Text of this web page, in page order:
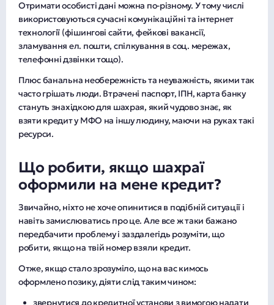
Отримати особисті дані можна по-різному. У тому числі
використовуються сучасні комунікаційні та інтернет
технології (фішингові сайти, фейкові вакансії,
зламування ел. пошти, спілкування в соц. мережах,
телефонні дзвінки тощо).
Плюс банальна необережність та неуважність, якими так
часто грішать люди. Втрачені паспорт, ІПН, карта банку
стануть знахідкою для шахрая, який чудово знає, як
взяти кредит у МФО на іншу людину, маючи на руках такі
ресурси.
Що робити, якщо шахраї
оформили на мене кредит?
Звичайно, ніхто не хоче опинитися в подібній ситуації і
навіть замислюватись про це. Але все ж таки бажано
передбачити проблему і заздалегідь розуміти, що
робити, якщо на твій номер взяли кредит.
Отже, якщо стало зрозуміло, що на вас кимось
оформлено позику, діяти слід таким чином:
звернутися до кредитної установи з вимогою надати